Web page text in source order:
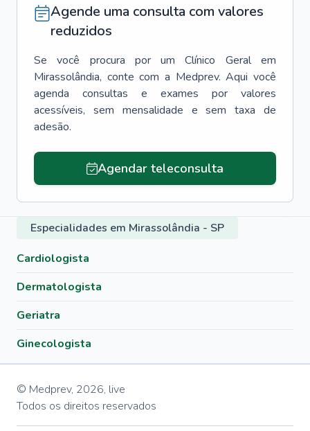
Agende uma consulta com valores
reduzidos
Se você procura por um Clínico Geral
em
Mirassolândia, conte com a Medprev. Aqui você
agenda consultas e exames por valores
acessíveis, sem mensalidade e sem taxa de
adesão.
Agendar teleconsulta
Especialidades em Mirassolândia - SP
Cardiologista
Dermatologista
Geriatra
Ginecologista
© Medprev, 2026, live
Todos os direitos reservados